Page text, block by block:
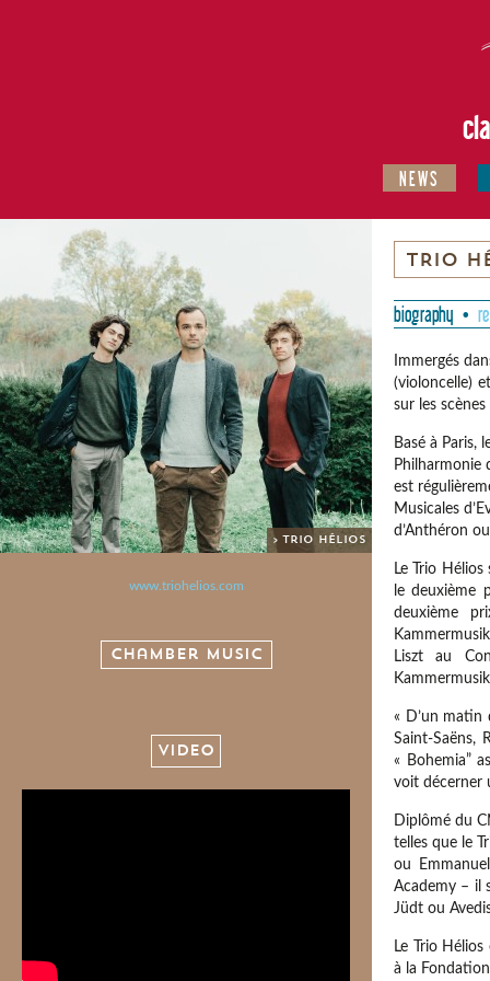
NEWS
> Trio Hélios
www.triohelios.com
Chamber Music
VIDEO
TRIO
biography
Immergés
(violoncelle)
sur les
Basé à Paris,
Philharmonie
est
Musicales
d’Anthéron
Le Trio
le deuxième
deuxième
Liszt au
« D’un matin
Saint-Saëns,
« Bohemia”
voit décerner
Diplômé du
telles que le
ou
Academy – il
Jüdt ou
Le Trio
à la